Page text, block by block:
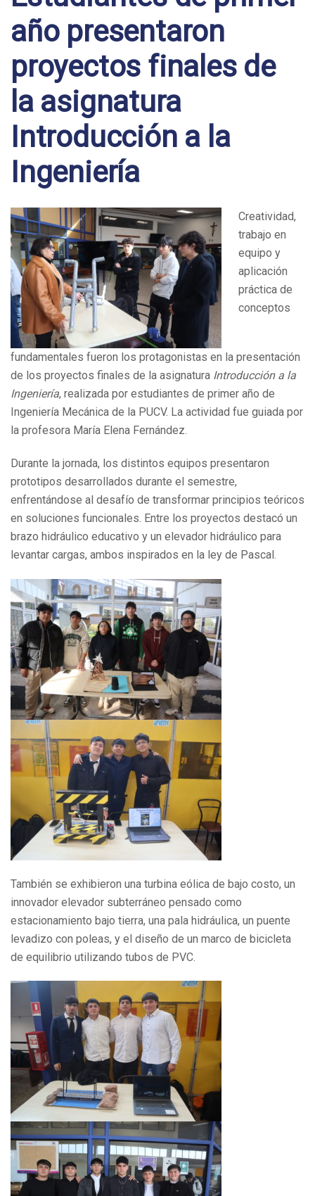
año presentaron
proyectos finales de
la asignatura
Introducción a la
Ingeniería
Creatividad,
trabajo en
equipo y
aplicación
práctica de
conceptos
fundamentales fueron los protagonistas en la presentación
de los proyectos finales de la asignatura Introducción a la
Ingeniería, realizada por estudiantes de primer año de
Ingeniería Mecánica de la PUCV. La actividad fue guiada por
la profesora María Elena Fernández.
Durante la jornada, los distintos equipos presentaron
prototipos desarrollados durante el semestre,
enfrentándose al desafío de transformar principios teóricos
en soluciones funcionales. Entre los proyectos destacó un
brazo hidráulico educativo y un elevador hidráulico para
levantar cargas, ambos inspirados en la ley de Pascal.
También se exhibieron una turbina eólica de bajo costo, un
innovador elevador subterráneo pensado como
estacionamiento bajo tierra, una pala hidráulica, un puente
levadizo con poleas, y el diseño de un marco de bicicleta
de equilibrio utilizando tubos de PVC.